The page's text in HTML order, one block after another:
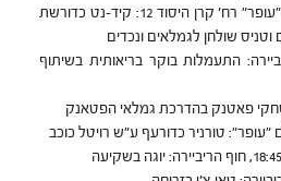
שני 15 במאי, 17:30-20:00, אולם "עופר" רח' קרן היסוד 12: קיד-נט כדורשת
שולחן לגמלאים ונכדים
7:30, חוף הריביירה: התעמלות בוקר בריאותית בשיתוף